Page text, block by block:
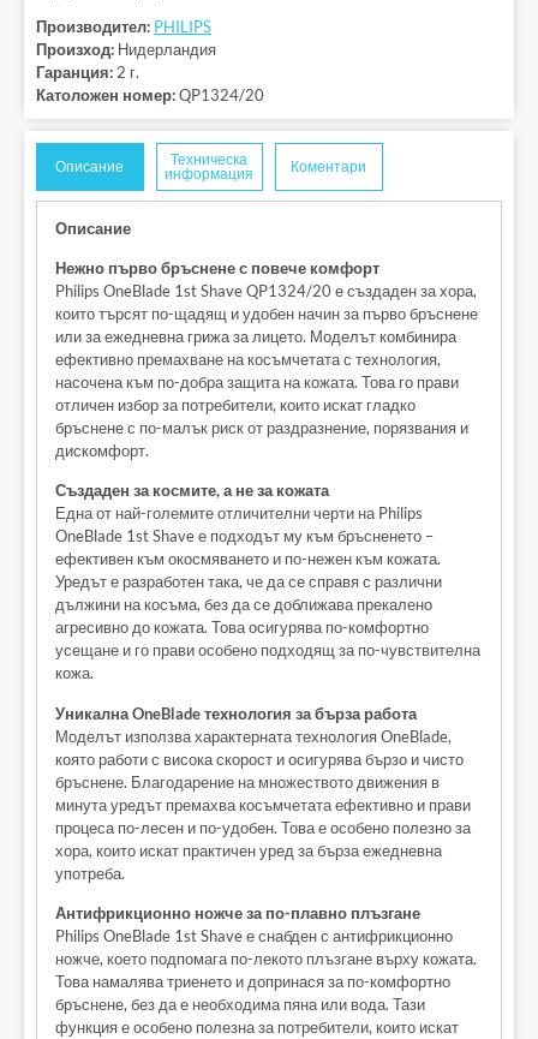
Производител: PHILIPS
Произход: Нидерландия
Гаранция: 2 г.
Католожен номер:QP1324/20
Описание
Техническа
информация
Коментари
Описание
Нежно първо бръснене с повече комфорт
Philips OneBlade 1st Shave QP1324/20 е създаден за хора,
които търсят по-щадящ и удобен начин за първо бръснене
или за ежедневна грижа за лицето. Моделът комбинира
ефективно премахване на косъмчетата с технология,
насочена към по-добра защита на кожата. Това го прави
отличен избор за потребители, които искат гладко
бръснене с по-малък риск от раздразнение, порязвания и
дискомфорт.
Създаден за космите, а не за кожата
Една от най-големите отличителни черти на Philips
OneBlade 1st Shave е подходът му към бръсненето –
ефективен към окосмяването и по-нежен към кожата.
Уредът е разработен така, че да се справя с различни
дължини на косъма, без да се доближава прекалено
агресивно до кожата. Това осигурява по-комфортно
усещане и го прави особено подходящ за по-чувствителна
кожа.
Уникална OneBlade технология за бърза работа
Моделът използва характерната технология OneBlade,
която работи с висока скорост и осигурява бързо и чисто
бръснене. Благодарение на множеството движения в
минута уредът премахва косъмчетата ефективно и прави
процеса по-лесен и по-удобен. Това е особено полезно за
хора, които искат практичен уред за бърза ежедневна
употреба.
Антифрикционно ножче за по-плавно плъзгане
Philips OneBlade 1st Shave е снабден с антифрикционно
ножче, което подпомага по-лекото плъзгане върху кожата.
Това намалява триенето и допринася за по-комфортно
бръснене, без да е необходима пяна или вода. Тази
функция е особено полезна за потребители, които искат